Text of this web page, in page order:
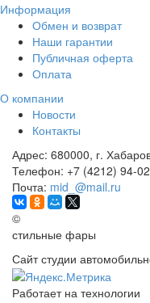
Информация
Обмен и возврат
Наши гарантии
Публичная оферта
Оплата
О компании
Новости
Контакты
Адрес: 680000, г.
Телефон: +7 (4212) 94-
Почта: mid_@mail.ru
©
стильные фары
Сайт студии
Работает на технологии